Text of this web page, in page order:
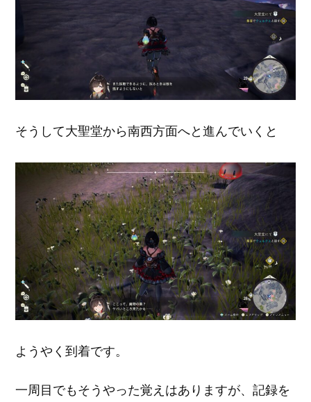
そうして大聖堂から南西方面へと進んでいくと
ようやく到着です。
一周目でもそうやった覚えはありますが、記録を